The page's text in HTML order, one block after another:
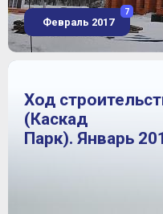
Февраль 2017
7
Ход
(Каскад
Парк). Январь